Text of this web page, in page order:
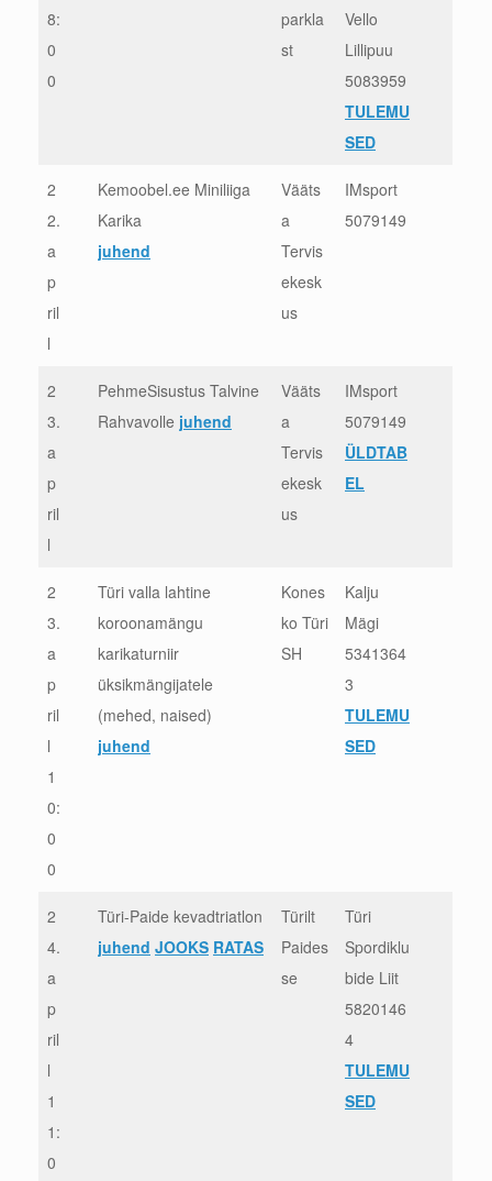
8:
0
0
parkla
st
Vello
Lillipuu
5083959
TULEMU
SED
2
2.
a
p
ril
l
Kemoobel.ee Miniliiga
Karika
juhend
Vääts
a
Tervis
ekesk
us
IMsport
5079149
2
3.
a
p
ril
l
PehmeSisustus Talvine
Rahvavolle juhend
Vääts
a
Tervis
ekesk
us
IMsport
5079149
ÜLDTAB
EL
2
3.
a
p
ril
l
1
0:
0
0
Türi valla lahtine
koroonamängu
karikaturniir
üksikmängijatele
(mehed, naised)
juhend
Kones
ko Türi
SH
Kalju
Mägi
5341364
3
TULEMU
SED
2
4.
a
p
ril
l
1
1:
0
Türi-Paide kevadtriatlon
juhend JOOKS RATAS
Türilt
Paides
se
Türi
Spordiklu
bide Liit
5820146
4
TULEMU
SED